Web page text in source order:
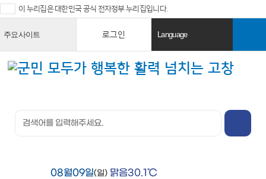
이 누리집은 대한민국 공식 전자정부 누리집입니다.
주요사이트 로그인 Language
기
08월09일(일) 맑음30.1℃
열기